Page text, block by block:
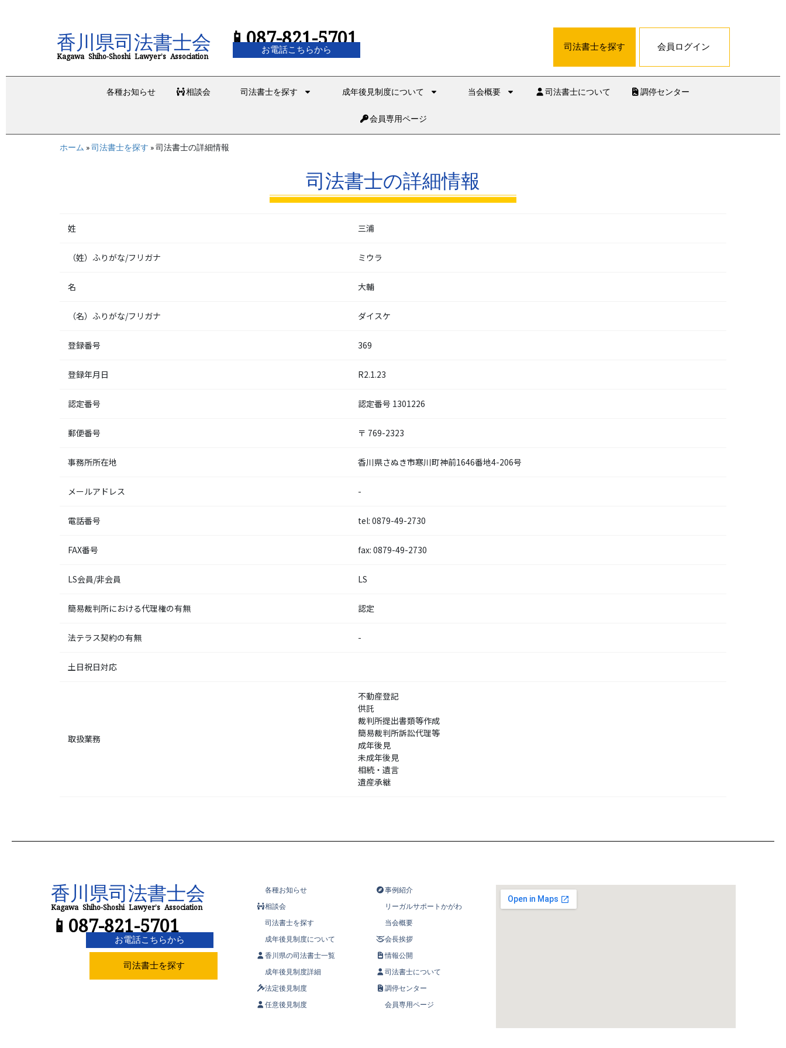
香川県司法書士会
Kagawa Shiho-Shoshi Lawyer’s Association 📱087-821-5701
お電話こちらから 司法書士を探す 会員ログイン
各種お知らせ 相談会 司法書士を探す 成年後見制度について 当会概要 司法書士について 調停センター
会員専用ページ
ホーム »司法書士を探す »司法書士の詳細情報 司法書士の詳細情報
姓 三浦
（姓）ふりがな/フリガナ ミウラ
名 大輔
（名）ふりがな/フリガナ ダイスケ
登録番号 369
登録年月日 R2.1.23
認定番号 認定番号 1301226
郵便番号 〒 769-2323
事務所所在地 香川県さぬき市寒川町神前1646番地4-206号
メールアドレス -
電話番号 tel: 0879-49-2730
FAX番号 fax: 0879-49-2730
LS会員/非会員 LS
簡易裁判所における代理権の有無 認定
法テラス契約の有無 -
土日祝日対応
取扱業務
不動産登記
供託
裁判所提出書類等作成
簡易裁判所訴訟代理等
成年後見
未成年後見
相続・遺言
遺産承継
Kagawa Shiho-Shoshi Lawyer’s Association
香川県司法書士会
📱087-821-5701
お電話こちらから
司法書士を探す
各種お知らせ
相談会
司法書士を探す
成年後見制度について
香川県の司法書士一覧
成年後見制度詳細
法定後見制度
任意後見制度
事例紹介
リーガルサポートかがわ
当会概要
会長挨拶
情報公開
司法書士について
調停センター
会員専用ページ